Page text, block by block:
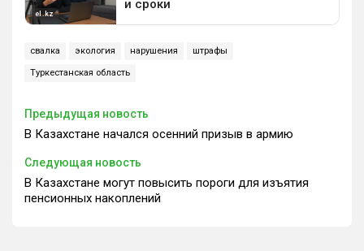
свалка экология нарушения штрафы
Туркестанская область
Предыдущая новость
В Казахстане начался осенний призыв в армию
Следующая новость
В Казахстане могут повысить пороги для изъятия
пенсионных накоплений